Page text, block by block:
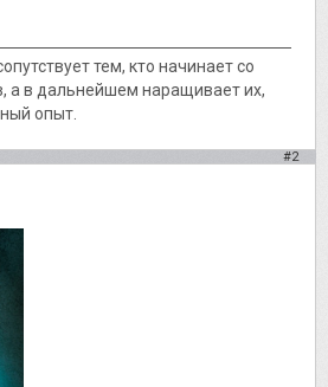
тем, кто начинает со
а в дальнейшем наращивает их,
опыт.
#2